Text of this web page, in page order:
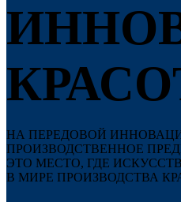
НА ПЕРЕДОВОЙ
ПРОИЗВОДСТВЕННОЕ
ЭТО МЕСТО, ГДЕ
В МИРЕ ПРОИЗВОДСТВА